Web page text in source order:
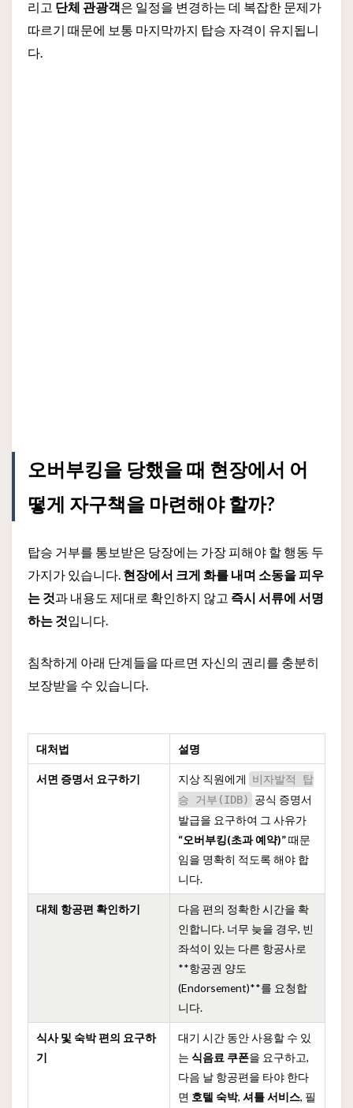
리고 단체 관광객은 일정을 변경하는 데 복잡한 문제가
따르기 때문에 보통 마지막까지 탑승 자격이 유지됩니
다.
오버부킹을 당했을 때 현장에서 어
떻게 자구책을 마련해야 할까?
탑승 거부를 통보받은 당장에는 가장 피해야 할 행동 두
가지가 있습니다. 현장에서 크게 화를 내며 소동을 피우
는 것과 내용도 제대로 확인하지 않고 즉시 서류에 서명
하는 것입니다.
침착하게 아래 단계들을 따르면 자신의 권리를 충분히
보장받을 수 있습니다.
대처법 설명
서면 증명서 요구하기 지상 직원에게
비자발적 탑
승 거부(IDB)
공식 증명서
발급을 요구하여 그 사유가
“오버부킹(초과 예약)”때문
임을 명확히 적도록 해야 합
니다.
대체 항공편 확인하기
다음 편의 정확한 시간을 확
인합니다. 너무 늦을 경우, 빈
좌석이 있는 다른 항공사로
**항공권 양도
(Endorsement)**를 요청합
니다.
식사 및 숙박 편의 요구하
기
대기 시간 동안 사용할 수 있
는식음료 쿠폰을 요구하고,
다음 날 항공편을 타야 한다
면 호텔 숙박,셔틀 서비스, 필